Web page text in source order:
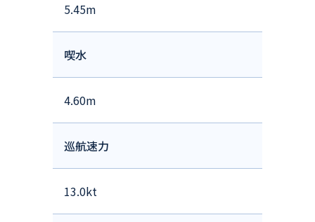
5.45m
喫水
4.60m
巡航速力
13.0kt